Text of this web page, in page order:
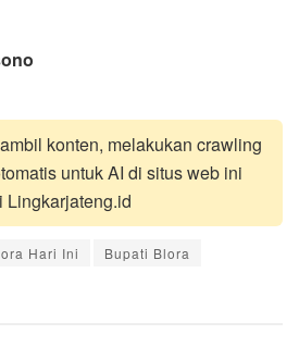
konten, melakukan crawling
untuk AI di situs web ini
Lingkarjateng.id
Hari Ini Bupati Blora